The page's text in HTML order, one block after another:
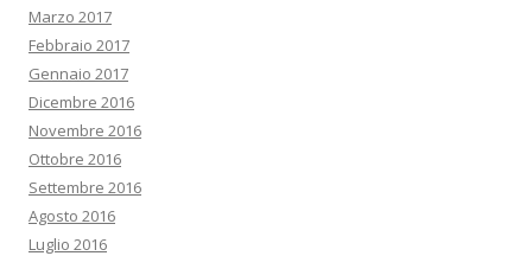
Marzo 2017
Febbraio 2017
Gennaio 2017
Dicembre 2016
Novembre 2016
Ottobre 2016
Settembre 2016
Agosto 2016
Luglio 2016